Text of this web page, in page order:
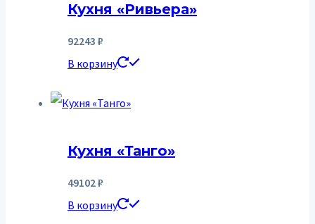
Кухня «Ривьера»
92243 ₽
В корзину
Кухня «Танго»
49102₽
В корзину